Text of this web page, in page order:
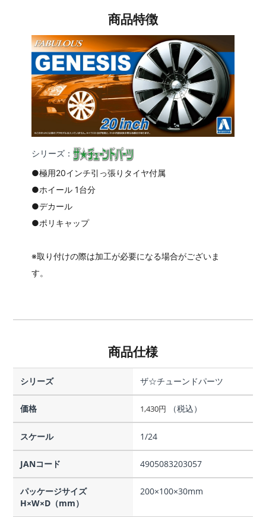
商品特徴
シリーズ：
●極用20インチ引っ張りタイヤ付属
●ホイール 1台分
●デカール
●ポリキャップ
※取り付けの際は加工が必要になる場合がございま
す。
商品仕様
シリーズ ザ☆チューンドパーツ
価格 1,430円 （税込）
スケール 1/24
JANコード 4905083203057
パッケージサイズ
H×W×D（mm）
200×100×30mm